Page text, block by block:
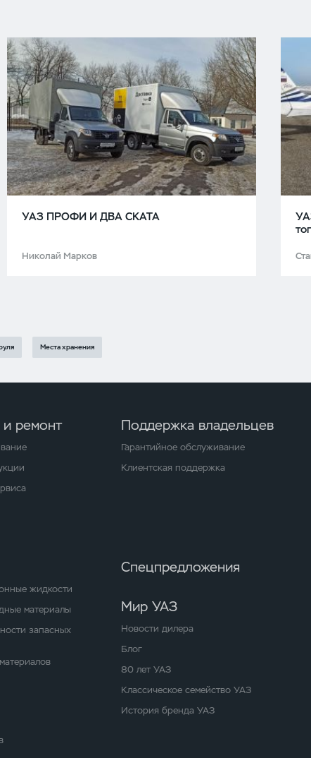
УАЗ ПРОФИ И ДВА СКАТА
Николай Марков
Места хранения
ремонт Поддержка владельцев
Гарантийное обслуживание
Клиентская поддержка
жидкости
материалы
запасных
Спецпредложения
Мир УАЗ
Новости дилера
Блог
80 лет УАЗ
Классическое семейство УАЗ
История бренда УАЗ